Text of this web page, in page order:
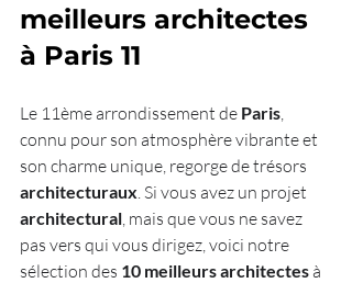
meilleurs architectes
à Paris 11
Le 11ème arrondissement de Paris,
connu pour son atmosphère vibrante et
son charme unique, regorge de trésors
architecturaux. Si vous avez un projet
architectural, mais que vous ne savez
pas vers qui vous dirigez, voici notre
sélection des 10 meilleurs architectes à